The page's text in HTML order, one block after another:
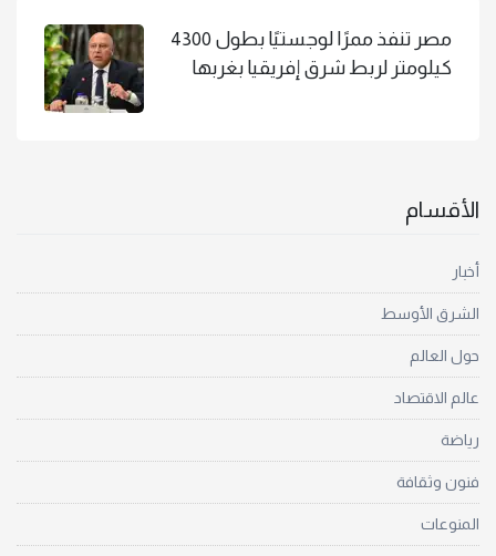
مصر تنفذ ممرًا لوجستيًا بطول 4300
كيلومتر لربط شرق إفريقيا بغربها
الأقسام
أخبار
الشرق الأوسط
حول العالم
عالم الاقتصاد
رياضة
فنون وثقافة
المنوعات